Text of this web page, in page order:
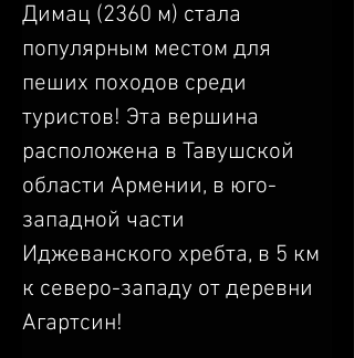
Димац (2360 м) стала
популярным местом для
пеших походов среди
туристов! Эта вершина
расположена в Тавушской
области Армении, в юго-
западной части
Иджеванского хребта, в 5 км
к северо-западу от деревни
Агартсин!